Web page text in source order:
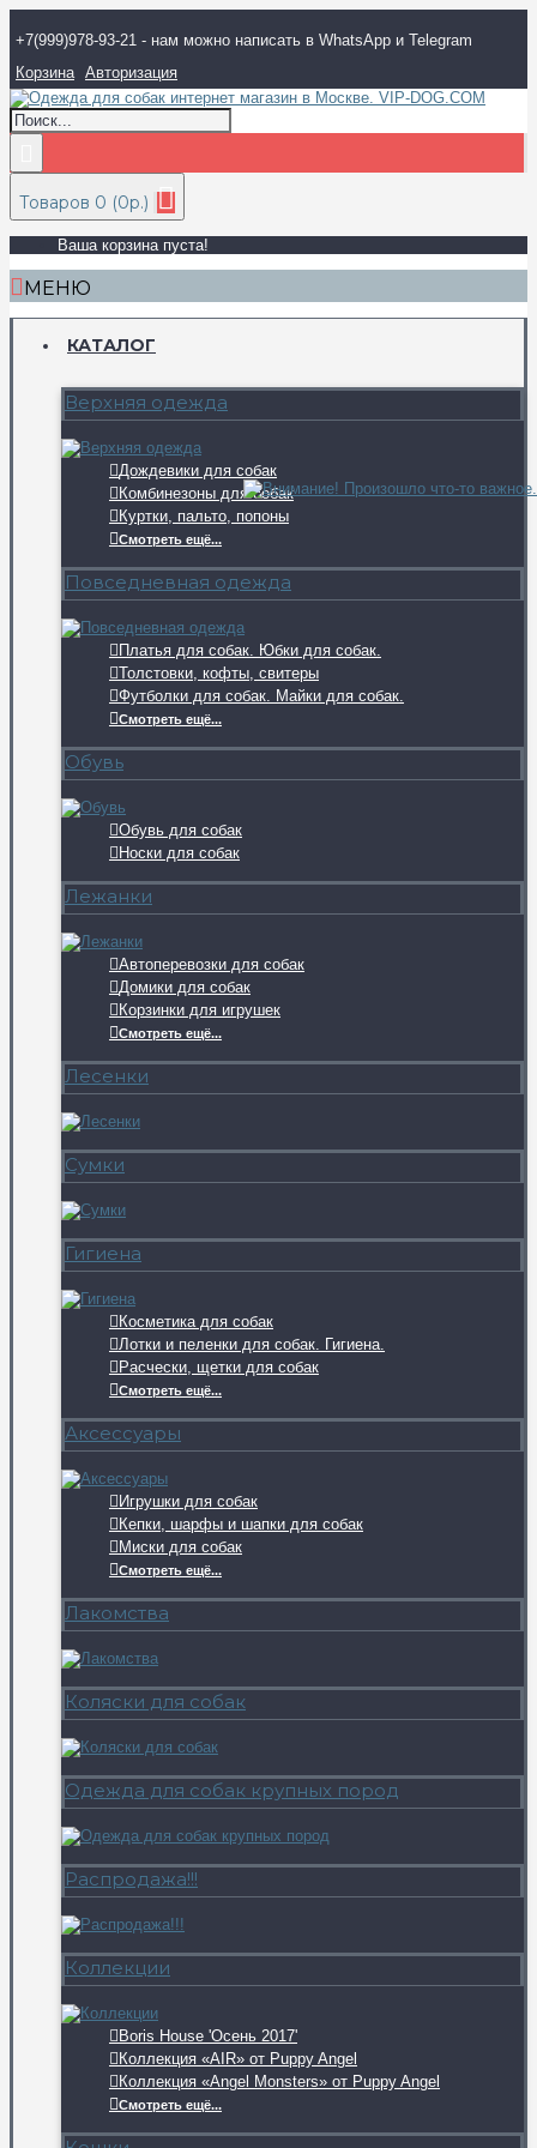
+7(999)978-93-21 - нам можно написать в WhatsApp и Telegram
Корзина Авторизация
Товаров 0 (0р.)
Ваша корзина пуста!
МЕНЮ
КАТАЛОГ
Верхняя одежда
Дождевики для собак
Комбинезоны для собак
Куртки, пальто, попоны
Смотреть ещё...
Повседневная одежда
Платья для собак. Юбки для собак.
Толстовки, кофты, свитеры
Футболки для собак. Майки для собак.
Смотреть ещё...
Обувь
Обувь для собак
Носки для собак
Лежанки
Автоперевозки для собак
Домики для собак
Корзинки для игрушек
Смотреть ещё...
Лесенки
Сумки
Гигиена
Косметика для собак
Лотки и пеленки для собак. Гигиена.
Расчески, щетки для собак
Смотреть ещё...
Аксессуары
Игрушки для собак
Кепки, шарфы и шапки для собак
Миски для собак
Смотреть ещё...
Лакомства
Коляски для собак
Одежда для собак крупных пород
Распродажа!!!
Коллекции
Boris House 'Осень 2017'
Коллекция «AIR» от Puppy Angel
Коллекция «Angel Monsters» от Puppy Angel
Смотреть ещё...